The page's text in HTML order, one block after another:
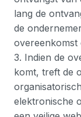
lang de
de
overeenkomst
3. Indien de
komt, treft de
elektronische